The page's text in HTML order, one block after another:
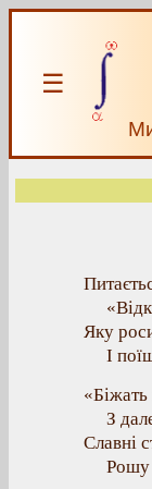
☰
Яку
І
«Біжать
З
Славні
Рошу